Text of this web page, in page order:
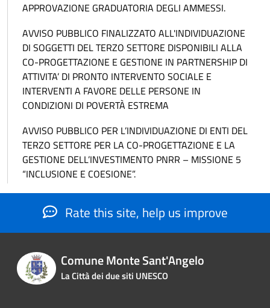
APPROVAZIONE GRADUATORIA DEGLI AMMESSI.
AVVISO PUBBLICO FINALIZZATO ALL'INDIVIDUAZIONE
DI SOGGETTI DEL TERZO SETTORE DISPONIBILI ALLA
CO-PROGETTAZIONE E GESTIONE IN PARTNERSHIP DI
ATTIVITA’ DI PRONTO INTERVENTO SOCIALE E
INTERVENTI A FAVORE DELLE PERSONE IN
CONDIZIONI DI POVERTÀ ESTREMA
AVVISO PUBBLICO PER L’INDIVIDUAZIONE DI ENTI DEL
TERZO SETTORE PER LA CO-PROGETTAZIONE E LA
GESTIONE DELL’INVESTIMENTO PNRR – MISSIONE 5
“INCLUSIONE E COESIONE”.
Rate this site, help us improve
Comune Monte Sant'Angelo
La Città dei due siti UNESCO